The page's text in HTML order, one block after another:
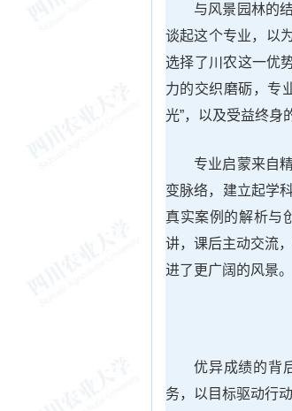
与风景园林的
谈起这个专业，以
选择了川农这一优
力的交织磨砺，专
光”，以及受益终身
专业启蒙来自
变脉络，建立起学
真实案例的解析与
讲，课后主动交流
进了更广阔的风景。
优异成绩的背
务，以目标驱动行